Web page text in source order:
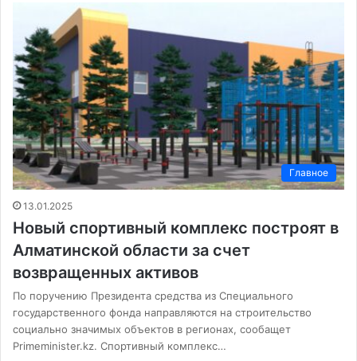
Главное
13.01.2025
Новый спортивный комплекс построят в
Алматинской области за счет
возвращенных активов
По поручению Президента средства из Специального
государственного фонда направляются на строительство
социально значимых объектов в регионах, сообащет
Primeminister.kz. Спортивный комплекс…